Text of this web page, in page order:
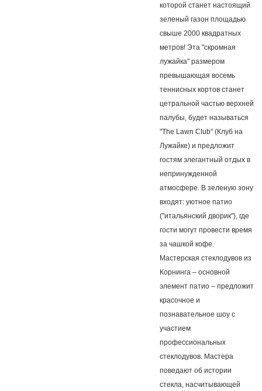
которой станет настоящий
зеленый газон площадью
свыше 2000 квадратных
метров! Эта "скромная
лужайка" размером
превышающая восемь
теннисных кортов станет
цетральной частью верхней
палубы, будет называться
"The Lawn Club" (Клуб на
Лужайке) и предложит
гостям элегантный отдых в
непринужденной
атмосфере. В зеленую зону
входят: уютное патио
("итальянский дворик"), где
гости могут провести время
за чашкой кофе.
Мастерская стеклодувов из
Корнинга – основной
элемент патио – предложит
красочное и
познавательное шоу с
участием
профессиональных
стеклодувов. Мастера
поведают об истории
стекла, насчитывающей